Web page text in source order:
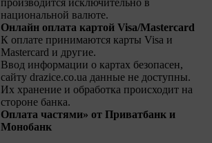
национальной валюте.
Онлайн оплата картой Visa/Mastercard
К оплате принимаются карты Visa и
Mastercard и другие.
Ввод информации о картах безопасен,
сайту drazice.co.ua данные не доступны.
Их хранение и обработка происходит на
стороне банка.
Оплата частями» от Приватбанк и
Монобанк